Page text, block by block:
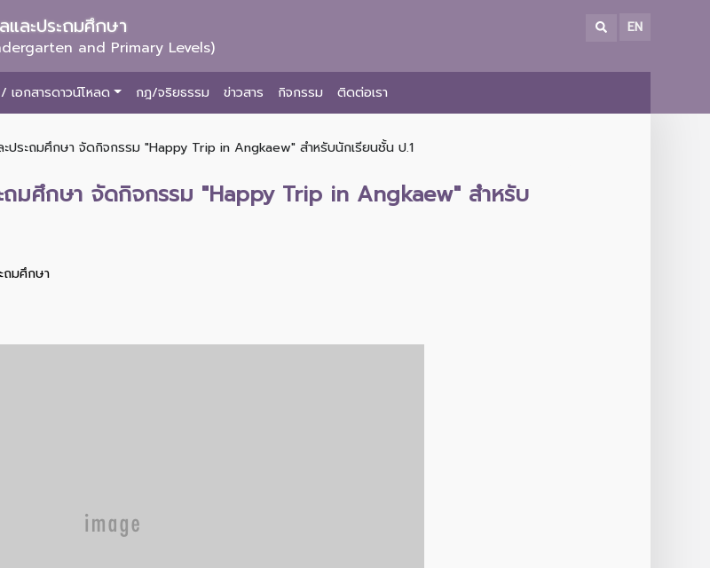
และประถมศึกษา
and Primary Levels)
EN
เอกสารดาวน์โหลด กฎ/จริยธรรม ข่าวสาร กิจกรรม ติดต่อเรา
ประถมศึกษา จัดกิจกรรม "Happy Trip in Angkaew" สำหรับนักเรียนชั้น ป.1
ถมศึกษา จัดกิจกรรม "Happy Trip in Angkaew" สำหรับ
ถมศึกษา